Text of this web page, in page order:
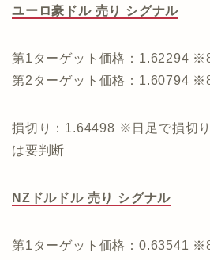
ユーロ豪ドル 売り シグナル
第1ターゲット価格：1.62294
第2ターゲット価格：1.60794
損切り：1.64498 ※日足で損切
は要判断
NZドルドル 売り シグナル
第1ターゲット価格：0.63541